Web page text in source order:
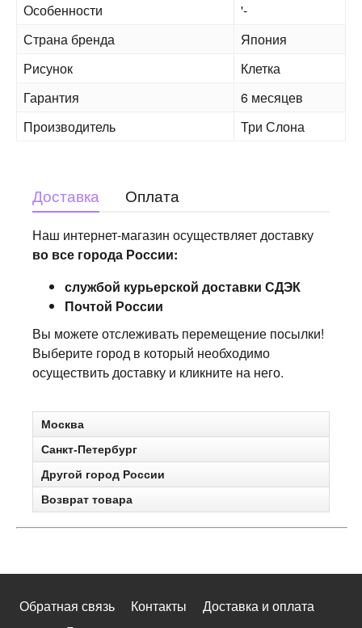
Особенности
'-
Страна бренда
Япония
Рисунок
Клетка
Гарантия
6 месяцев
Производитель
Три Слона
Доставка Оплата
Наш интернет-магазин осуществляет доставку
во все города России:
службой курьерской доставки СДЭК
Почтой России
Вы можете отслеживать перемещение посылки!
Выберите город в который необходимо
осуществить доставку и кликните на него.
Москва
Санкт-Петербург
Другой город России
Возврат товара
Обратная связь Контакты
Доставка и оплата